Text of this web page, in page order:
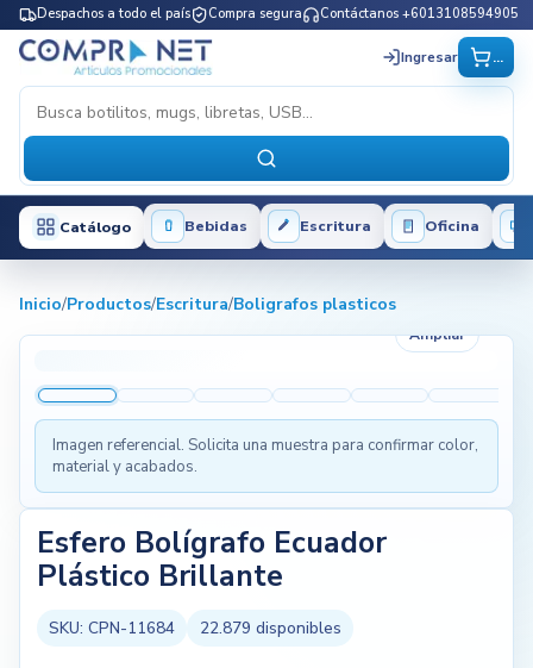
Despachos a todo el país Compra segura Contáctanos +6013108594905
Ingresar ...
Catálogo Bebidas Escritura Oficina
Inicio/Productos/Escritura/Boligrafos plasticos
Ampliar
Imagen referencial. Solicita una muestra para confirmar color,
material y acabados.
Esfero Bolígrafo Ecuador
Plástico Brillante
SKU: CPN-11684 22.879 disponibles